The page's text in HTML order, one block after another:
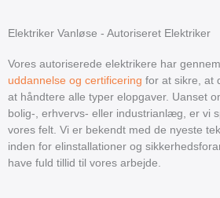
Elektriker Vanløse - Autoriseret Elektriker
Vores autoriserede elektrikere har
uddannelse og certificering for at sikre, at
at håndtere alle typer elopgaver. Uanset
bolig-, erhvervs- eller industrianlæg, er vi
vores felt. Vi er bekendt med de nyeste
inden for elinstallationer og
have fuld tillid til vores arbejde.